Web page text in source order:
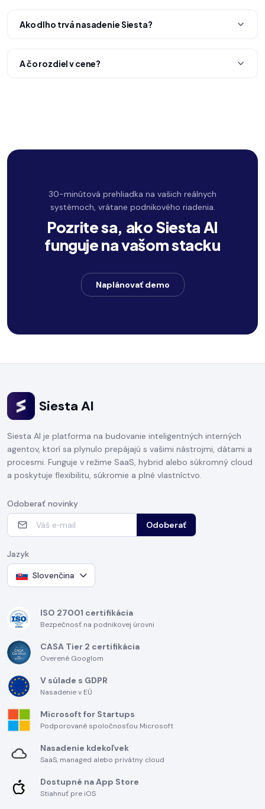
Ako dlho trvá nasadenie Siesta?
A čo rozdiel v cene?
30-minútová prehliadka na vašich reálnych
systémoch, vrátane podnikového riadenia.
Pozrite sa, ako Siesta AI
funguje na vašom stacku
Naplánovať demo
Siesta AI
Siesta AI je platforma na budovanie inteligentných interných
agentov, ktorí sa plynulo prepájajú s vašimi nástrojmi, dátami a
procesmi. Funguje v režime SaaS, hybrid alebo súkromný cloud
a poskytuje flexibilitu, súkromie a plné vlastníctvo.
Odoberať novinky
Odoberať
Jazyk
Slovenčina
ISO 27001 certifikácia
Bezpečnosť na podnikovej úrovni
CASA Tier 2 certifikácia
Overené Googlom
V súlade s GDPR
Nasadenie v EÚ
Microsoft for Startups
Podporované spoločnosťou Microsoft
Nasadenie kdekoľvek
SaaS, managed alebo privátny cloud
Dostupné na App Store
Stiahnuť pre iOS